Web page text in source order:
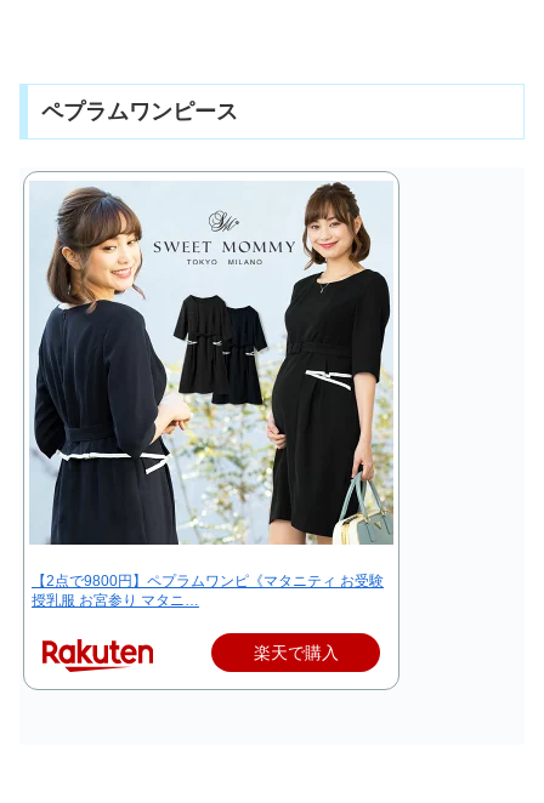
ペプラムワンピース
【2点で9800円】ペプラムワンピ《マタニティ お受験
授乳服 お宮参り マタニ…
楽天で購入